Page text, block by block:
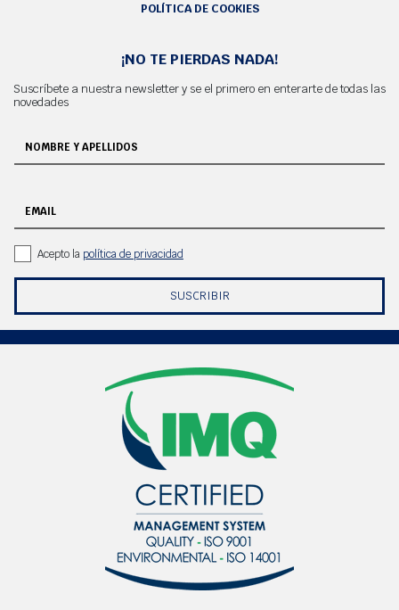
POLÍTICA DE COOKIES
¡NO TE PIERDAS NADA!
Suscríbete a nuestra newsletter y se el primero en enterarte de todas las
novedades
NOMBRE Y APELLIDOS
EMAIL
Acepto la política de privacidad
SUSCRIBIR